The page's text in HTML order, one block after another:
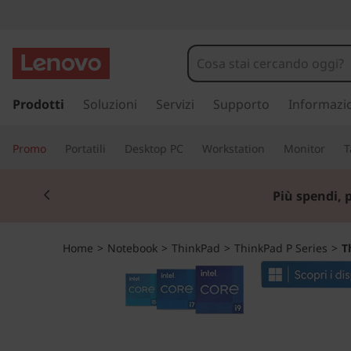
h
n
k
a
a
Prodotti Soluzioni Servizi Supporto
Promo Portatili Desktop PC Workstation Monitor
Più spendi,
Home > Notebook > ThinkPad > ThinkPad P Series >